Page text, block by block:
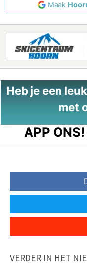
Maak
Heb je een
met
APP ONS!
VERDER IN HET